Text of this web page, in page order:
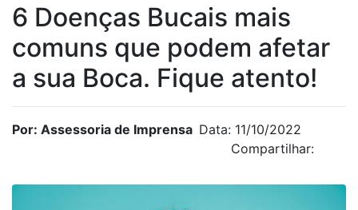
6 Doenças Bucais mais
comuns que podem afetar
a sua Boca. Fique atento!
Por: Assessoria de Imprensa Data: 11/10/2022
Compartilhar: